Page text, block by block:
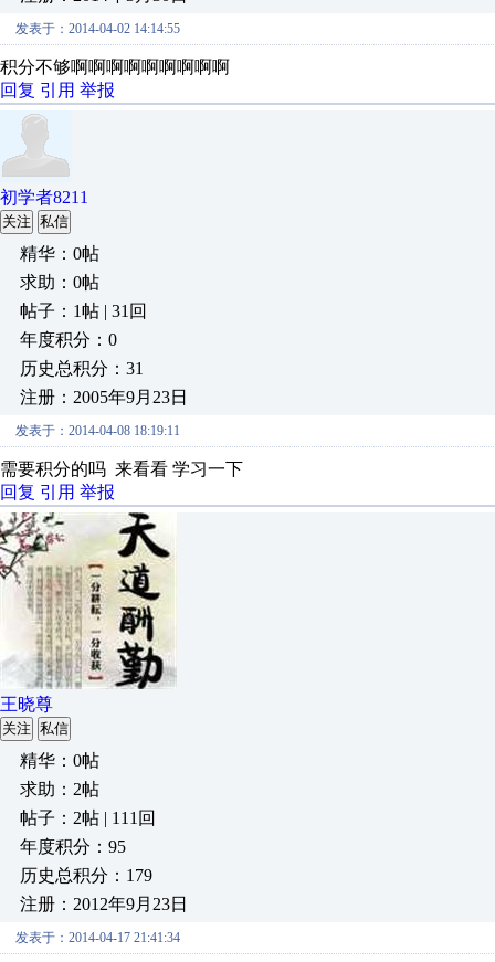
发表于：2014-04-02 14:14:55
积分不够啊啊啊啊啊啊啊啊啊
回复 引用 举报
初学者8211
关注 私信
精华：0帖
求助：0帖
帖子：1帖 | 31回
年度积分：0
历史总积分：31
注册：2005年9月23日
发表于：2014-04-08 18:19:11
需要积分的吗 来看看 学习一下
回复 引用 举报
王晓尊
关注 私信
精华：0帖
求助：2帖
帖子：2帖 | 111回
年度积分：95
历史总积分：179
注册：2012年9月23日
发表于：2014-04-17 21:41:34